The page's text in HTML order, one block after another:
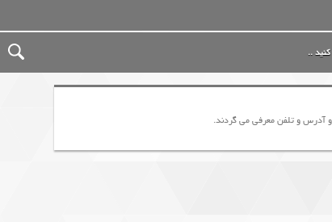
آدرس و تلفن معرفی می گردند.